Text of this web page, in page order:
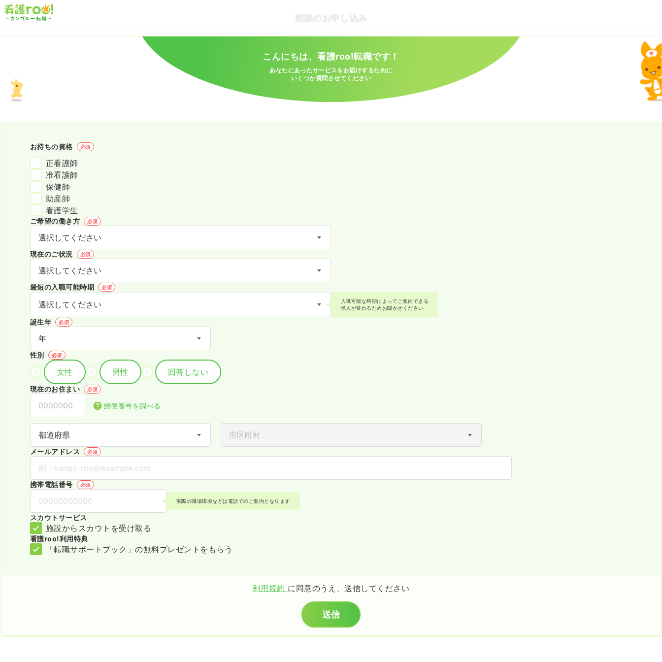
相談のお申し込み
こんにちは、看護roo!転職です！
あなたにあったサービスをお届けするために
いくつか質問させてください
お持ちの資格 必須
正看護師
准看護師
保健師
助産師
看護学生
ご希望の働き方 必須
現在のご状況 必須
最短の入職可能時期 必須
入職可能な時期によってご案内できる
求人が変わるためお聞かせください
誕生年 必須
性別 必須
女性 男性 回答しない
現在のお住まい 必須
郵便番号を調べる
メールアドレス 必須
携帯電話番号 必須
実際の職場環境などは電話でのご案内となります
スカウトサービス
施設からスカウトを受け取る
看護roo!利用特典
「転職サポートブック」の無料プレゼントをもらう
利用規約 に同意のうえ、送信してください
送信